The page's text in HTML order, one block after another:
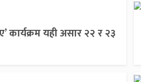
ए’ कार्यक्रम यही असार २२ र २३